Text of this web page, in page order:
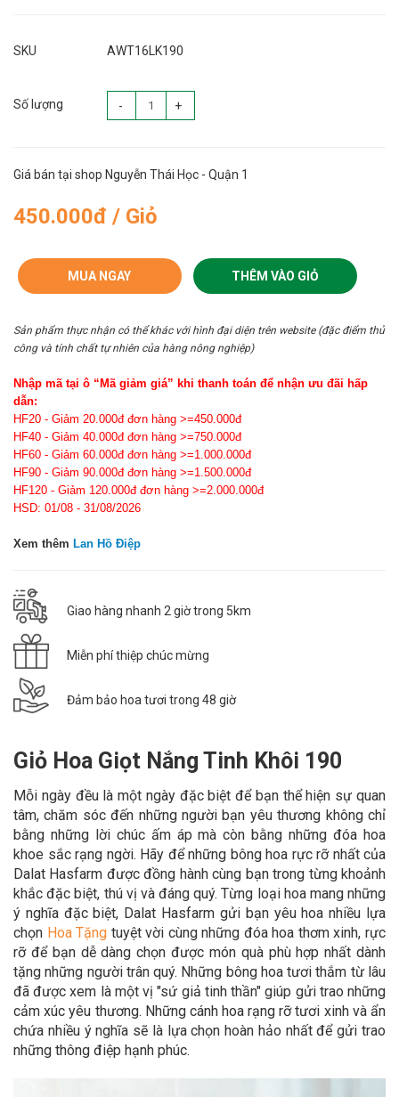
SKU AWT16LK190
Số lượng - +
Giá bán tại shop Nguyễn Thái Học - Quận 1
450.000đ / Giỏ
MUA NGAY THÊM VÀO GIỎ
Sản phẩm thực nhận có thể khác với hình đại diện trên website (đặc điểm thủ
công và tính chất tự nhiên của hàng nông nghiệp)
Nhập mã tại ô “Mã giảm giá” khi thanh toán để nhận ưu đãi hấp
dẫn:
HF20 - Giảm 20.000đ đơn hàng >=450.000đ
HF40 - Giảm 40.000đ đơn hàng >=750.000đ
HF60 - Giảm 60.000đ đơn hàng >=1.000.000đ
HF90 - Giảm 90.000đ đơn hàng >=1.500.000đ
HF120 - Giảm 120.000đ đơn hàng >=2.000.000đ
HSD: 01/08 - 31/08/2026
Xem thêm Lan Hồ Điệp
Giao hàng nhanh 2 giờ trong 5km
Miễn phí thiệp chúc mừng
Đảm bảo hoa tươi trong 48 giờ
Giỏ Hoa Giọt Nắng Tinh Khôi 190
Mỗi ngày đều là một ngày đặc biệt để bạn thể hiện sự quan
tâm, chăm sóc đến những người bạn yêu thương không chỉ
bằng những lời chúc ấm áp mà còn bằng những đóa hoa
khoe sắc rạng ngời. Hãy đểnhững bông hoa rực rỡ nhất của
Dalat Hasfarm được đồng hành cùng bạn trong từng khoảnh
khắc đặc biệt, thú vị và đáng quý. Từng loại hoa mang những
ý nghĩa đặc biệt, Dalat Hasfarm gửi bạn yêu hoa nhiều lựa
chọn Hoa Tặng tuyệt vời cùng những đóa hoa thơm xinh, rực
rỡ để bạn dễ dàng chọn được món quà phù hợp nhất dành
tặng những người trân quý. Những bông hoa tươi thắm từ lâu
đã được xem là một vị "sứ giả tinh thần" giúp gửi trao những
cảm xúc yêu thương. Những cánh hoa rạng rỡ tươi xinh và ẩn
chứa nhiều ý nghĩa sẽ là lựa chọn hoàn hảo nhất để gửi trao
những thông điệp hạnh phúc.